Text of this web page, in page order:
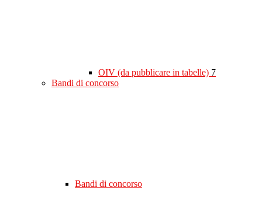
OIV (da pubblicare in tabelle) 7
Bandi di concorso
Bandi di concorso